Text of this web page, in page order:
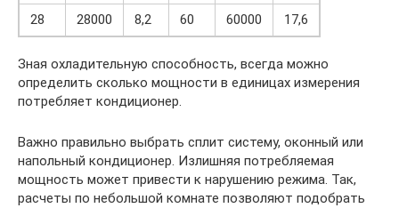
28
28000 8,2 60 60000 17,6
Зная охладительную способность, всегда можно
определить сколько мощности в единицах измерения
потребляет кондиционер.
Важно правильно выбрать сплит систему, оконный или
напольный кондиционер. Излишняя потребляемая
мощность может привести к нарушению режима. Так,
расчеты по небольшой комнате позволяют подобрать